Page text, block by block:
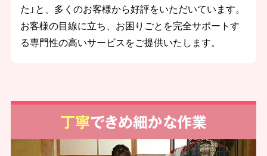
た」と、多くのお客様から好評をいただいています。
お客様の目線に立ち、お困りごとを完全サポートす
る専門性の高いサービスをご提供いたします。
丁寧できめ細かな作業